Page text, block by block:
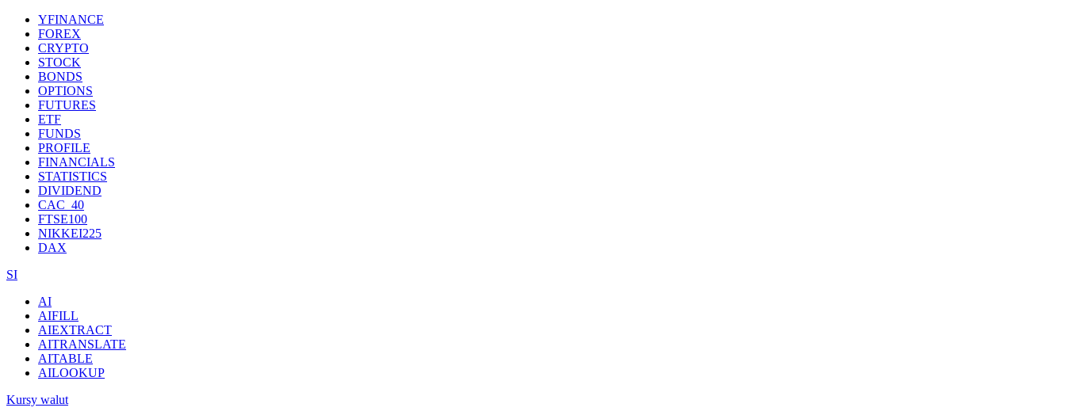
YFINANCE
FOREX
CRYPTO
STOCK
BONDS
OPTIONS
FUTURES
ETF
FUNDS
PROFILE
FINANCIALS
STATISTICS
DIVIDEND
CAC_40
FTSE100
NIKKEI225
DAX
SI
AI
AIFILL
AIEXTRACT
AITRANSLATE
AITABLE
AILOOKUP
Kursy walut